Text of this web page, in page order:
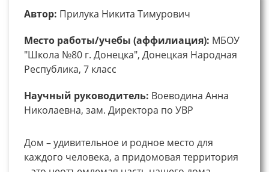
Автор: Прилука Никита Тимурович
Место работы/учебы (аффилиация): МБОУ
"Школа №80 г. Донецка", Донецкая Народная
Республика, 7 класс
Научный руководитель: Воеводина Анна
Николаевна, зам. Директора по УВР
Дом – удивительное и родное место для
каждого человека, а придомовая территория